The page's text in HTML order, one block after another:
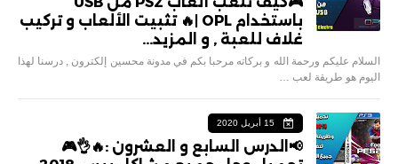
باستخدام OPL |🔥 تثبيت الألعاب و تركيب
غلاف للعبة , و المزيد...
السلام عليكم ورحمة الله و بركاته مرحبا بكم في مدونة محسين إلكترون , درسنا لهذا
اليوم هو طريقة لعب …
15 أبريل 2020
📢الدرس السابع و العشرون :🔥👌🎮